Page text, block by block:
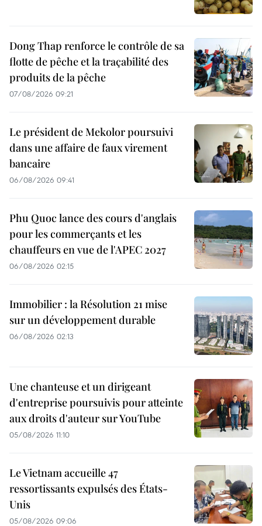
Dong Thap renforce le contrôle de sa
flotte de pêche et la traçabilité des
produits de la pêche
07/08/2026 09:21
Le président de Mekolor poursuivi
dans une affaire de faux virement
bancaire
06/08/2026 09:41
Phu Quoc lance des cours d'anglais
pour les commerçants et les
chauffeurs en vue de l'APEC 2027
06/08/2026 02:15
Immobilier : la Résolution 21 mise
sur un développement durable
06/08/2026 02:13
Une chanteuse et un dirigeant
d'entreprise poursuivis pour atteinte
aux droits d'auteur sur YouTube
05/08/2026 11:10
Le Vietnam accueille 47
ressortissants expulsés des États-
Unis
05/08/2026 09:06